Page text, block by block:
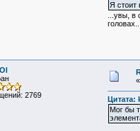
Я стоит
...увы, в
2769
«
Цитата:
Мог бы